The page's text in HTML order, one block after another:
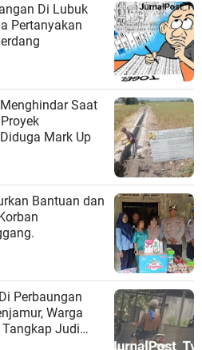
Di Lubuk
Pertanyakan
Saat
Mark Up
Bantuan dan
Perbaungan
Warga
Tangkap Judi